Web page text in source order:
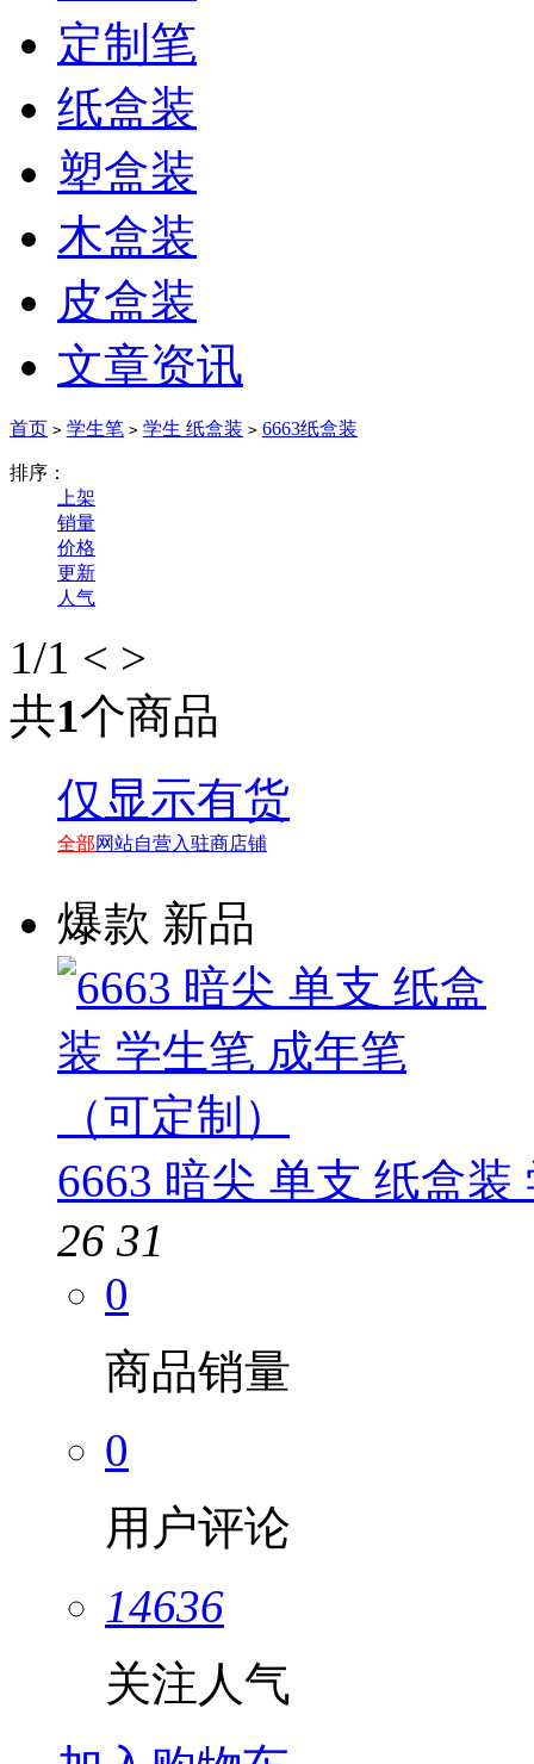
定制笔
纸盒装
塑盒装
木盒装
皮盒装
文章资讯
首页 > 学生笔 > 学生 纸盒装 > 6663纸盒装
排序：
上架
销量
价格
更新
人气
1/1 < >
共1个商品
仅显示有货
全部网站自营入驻商店铺
爆款 新品
6663 暗尖 单支 纸盒
26 31
0
商品销量
0
用户评论
14636
关注人气